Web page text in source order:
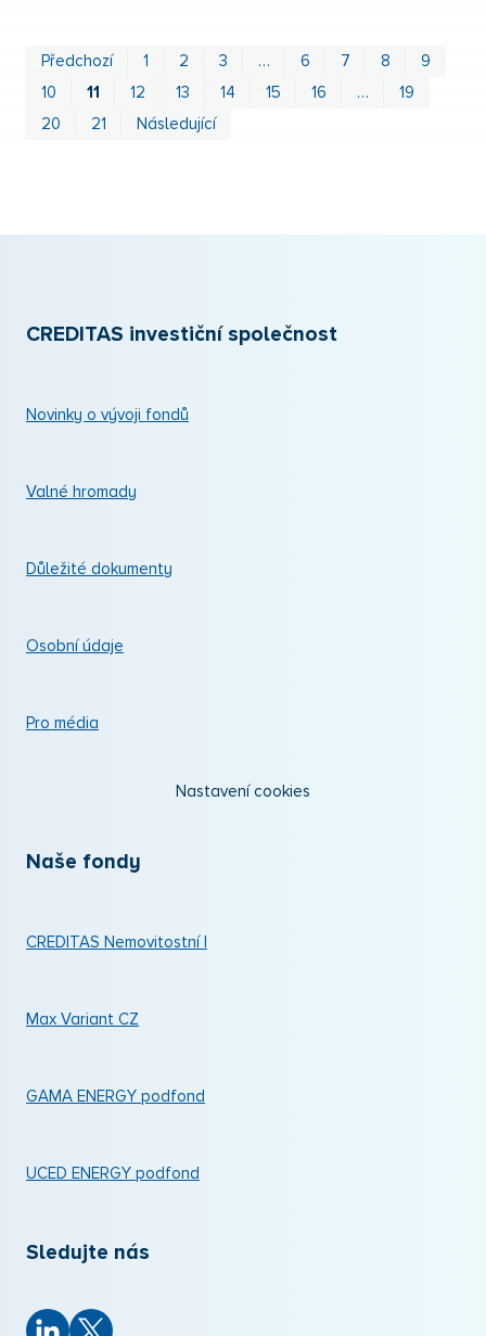
Předchozí 1 2 3 … 6 7 8
9
10
11 12 13 14 15 16 …
19
20
21 Následující
CREDITAS investiční společnost
Novinky o vývoji fondů
Valné hromady
Důležité dokumenty
Osobní údaje
Pro média
Nastavení cookies
Naše fondy
CREDITAS Nemovitostní I
Max Variant CZ
GAMA ENERGY podfond
UCED ENERGY podfond
Sledujte nás